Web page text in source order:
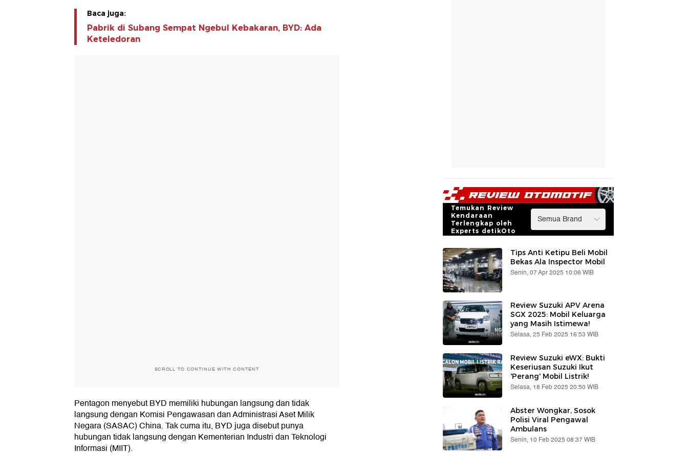
Baca juga:
Pabrik di Subang Sempat Ngebul Kebakaran, BYD: Ada
Keteledoran
SCROLL TO CONTINUE WITH CONTENT
Pentagon menyebut BYD memiliki hubungan langsung dan tidak
langsung dengan Komisi Pengawasan dan Administrasi Aset Milik
Negara (SASAC) China. Tak cuma itu, BYD juga disebut punya
hubungan tidak langsung dengan Kementerian Industri dan Teknologi
Informasi (MIIT).
Temukan Review
Kendaraan
Terlengkap oleh
Experts detikOto
Tips Anti Ketipu Beli Mobil
Bekas Ala Inspector Mobil
Senin, 07 Apr 2025 10:06 WIB
Review Suzuki APV Arena
SGX 2025: Mobil Keluarga
yang Masih Istimewa!
Selasa, 25 Feb 2025 16:53 WIB
Review Suzuki eWX: Bukti
Keseriusan Suzuki Ikut
'Perang' Mobil Listrik!
Selasa, 18 Feb 2025 20:50 WIB
Abster Wongkar, Sosok
Polisi Viral Pengawal
Ambulans
Senin, 10 Feb 2025 08:37 WIB